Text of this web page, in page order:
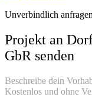
Unverbindlich anfragen
Projekt an
GbR senden
Beschreibe dein
Kostenlos und ohne